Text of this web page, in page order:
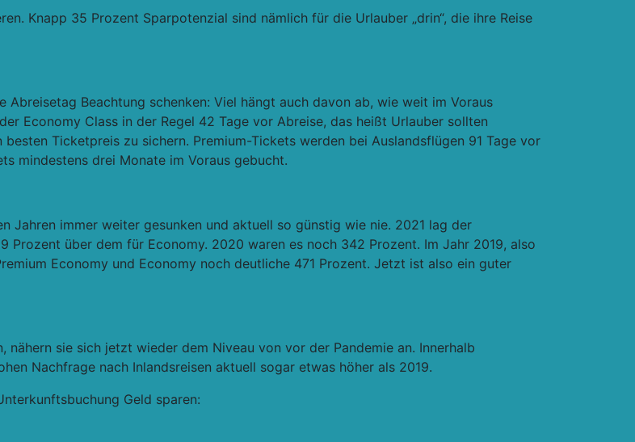
Knapp 35 Prozent Sparpotenzial sind nämlich für die Urlauber „drin“, die ihre Reise
Beachtung schenken: Viel hängt auch davon ab, wie weit im Voraus
Economy Class in der Regel 42 Tage vor Abreise, das heißt Urlauber sollten
Ticketpreis zu sichern. Premium-Tickets werden bei Auslandsflügen 91 Tage vor
mindestens drei Monate im Voraus gebucht.
Jahren immer weiter gesunken und aktuell so günstig wie nie. 2021 lag der
Prozent über dem für Economy. 2020 waren es noch 342 Prozent. Im Jahr 2019, also
Economy und Economy noch deutliche 471 Prozent. Jetzt ist also ein guter
sie sich jetzt wieder dem Niveau von vor der Pandemie an. Innerhalb
Nachfrage nach Inlandsreisen aktuell sogar etwas höher als 2019.
Geld sparen: